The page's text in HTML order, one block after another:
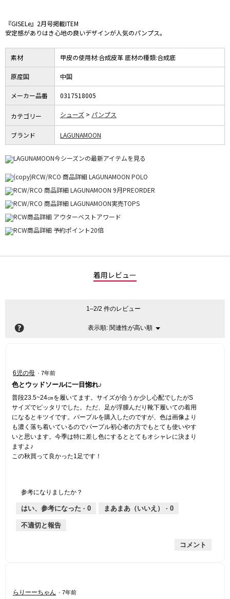
『GISELe』2月号掲載ITEM
安定感がありはき心地の良いデザインが人気のパンプス。
素材 甲皮の使用材:合成皮革 底材の種類:合成底
原産国 中国
メーカー品番 0317518005
カテゴリー シューズ パンプス
ブランド LAGUNAMOON
着用レビュー
1–2/2 件のレビュー
? 表示順: 関連性が高い順 ▼
メ
5
／
5
個
で
す。
6児の母 · 7年前
色とウッドソールに一目惚れ♪
普段23.5~24㎝を履いてます。サイズが合うか少し心配でしたがS
サイズでピッタリでした。ただ、足が浮腫んだり靴下履いての着用
になるとキツイです。パープルを購入したのですが、色は画像より
も濃く落ち着いているのでパープル初心者の方でもとても使いやす
いと思います。今季は特に差し色にするととてもオシャレに決まり
ますよ♪
この秋買って良かった1足です！
参考になりましたか？
はい、参考になった · 0 まあまあ（いいえ） · 0
不適切と報告
コメント
5
らりーーちゃん · 7年前